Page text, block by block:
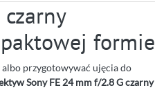
formie
albo przygotowywać ujęcia do
Sony FE 24 mm f/2.8 G czarny